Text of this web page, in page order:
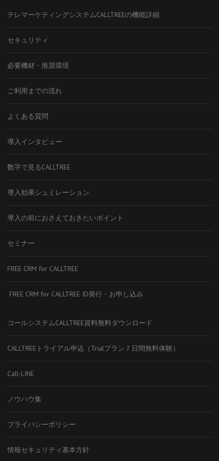
テレマーケティングシステムCALLTREEの機能詳細
セキュリティ
必要機材・推奨環境
ご利用までの流れ
よくある質問
導入インタビュー
数字で見るCALLTREE
導入効果シュミレーション
導入の前におさえておきたいポイント
セミナー
FREE CRM for CALLTREE
FREE CRM for CALLTREE ID発行・お申し込み
コールシステムCALLTREE資料無料ダウンロード
CALLTREEトライアル申込（Trialプラン７日間無料体験）
Call-LINE
ノウハウ集
プライバシーポリシー
情報セキュリティ基本方針